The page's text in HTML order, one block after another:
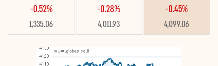
-0.45%
4,099.06
-0.28%
4,011.93
-0.52%
1,335.06